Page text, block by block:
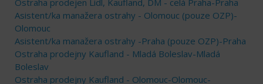
Asistent/ka manažera ostrahy - Olomouc (pouze OZP)-
Olomouc
Asistent/ka manažera ostrahy -Praha (pouze OZP)-Praha
Ostraha prodejny Kaufland - Mladá Boleslav-Mladá
Boleslav
Ostraha prodejny Kaufland - Olomouc-Olomouc-